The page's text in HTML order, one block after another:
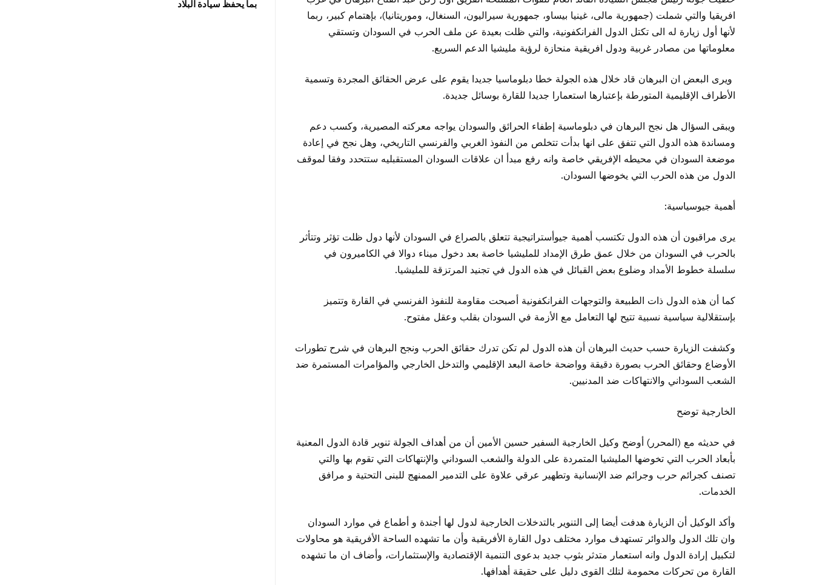
افريقيا والتي شملت (جمهورية مالى، غينيا بيساو، جمهورية سيراليون، السنغال، وموريتانيا)، بإهتمام كبير، ربما
لأنها أول زيارة له الى تكتل الدول الفرانكفونية، والتي ظلت بعيدة عن ملف الحرب في السودان وتستقي
معلوماتها من مصادر غربية ودول افريقية منحازة لرؤية مليشيا الدعم السريع.
ويرى البعض ان البرهان قاد خلال هذه الجولة خطا دبلوماسيا جديدا يقوم على عرض الحقائق المجردة وتسمية
الأطراف الإقليمية المتورطة بإعتبارها استعمارا جديدا للقارة بوسائل جديدة.
ويبقى السؤال هل نجح البرهان في دبلوماسية إطفاء الحرائق والسودان يواجه معركته المصيرية، وكسب دعم
ومساندة هذه الدول التي تتفق على انها بدأت تتخلص من النفوذ الغربي والفرنسي التاريخي، وهل نجح في إعادة
موضعة السودان في محيطه الإفريقي خاصة وانه رفع مبدأ ان علاقات السودان المستقبليه ستتحدد وفقا لموقف
الدول من هذه الحرب التي يخوضها السودان.
أهمية جيوسياسية:
يرى مراقبون أن هذه الدول تكتسب أهمية جيوأستراتيجية تتعلق بالصراع في السودان لأنها دول ظلت تؤثر وتتأثر
بالحرب في السودان من خلال عمق طرق الإمداد للمليشيا خاصة بعد دخول ميناء دوالا في الكاميرون في
سلسلة خطوط الأمداد وضلوع بعض القبائل في هذه الدول في تجنيد المرتزقة للمليشيا.
كما أن هذه الدول ذات الطبيعة والتوجهات الفرانكفونية أصبحت مقاومة للنفوذ الفرنسي في القارة وتتميز
بإستقلالية سياسية نسبية تتيح لها التعامل مع الأزمة في السودان بقلب وعقل مفتوح.
وكشفت الزيارة حسب حديث البرهان أن هذه الدول لم تكن تدرك حقائق الحرب ونجح البرهان في شرح تطورات
الأوضاع وحقائق الحرب بصورة دقيقة وواضحة خاصة البعد الإقليمي والتدخل الخارجي والمؤامرات المستمرة ضد
الشعب السوداني والانتهاكات ضد المدنيين.
الخارجية توضح
في حديثه مع (المحرر) أوضح وكيل الخارجية السفير حسين الأمين أن من أهداف الجولة تنوير قادة الدول المعنية
بأبعاد الحرب التي تخوضها المليشيا المتمردة على الدولة والشعب السوداني والإنتهاكات التي تقوم بها والتي
تصنف كجرائم حرب وجرائم ضد الإنسانية وتطهير عرقي علاوة على التدمير الممنهج للبنى التحتية و مرافق
الخدمات.
وأكد الوكيل أن الزيارة هدفت أيضا إلى التنوير بالتدخلات الخارجية لدول لها أجندة و أطماع في موارد السودان
وان تلك الدول والدوائر تستهدف موارد مختلف دول القارة الأفريقية وأن ما تشهده الساحة الأفريقية هو محاولات
لتكبيل إرادة الدول وانه استعمار متدثر بثوب جديد بدعوى التنمية الإقتصادية والإستثمارات، وأضاف ان ما تشهده
القارة من تحركات محمومة لتلك القوى دليل على حقيقة أهدافها.
بما يحفظ سيادة البلاد